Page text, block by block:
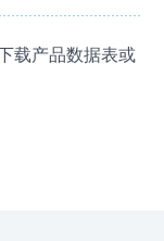
载产品数据表或